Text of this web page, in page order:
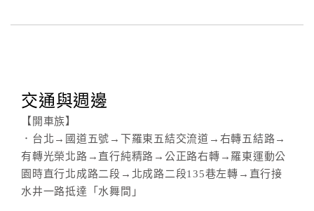
交通與週邊
【開車族】
．台北→國道五號→下羅東五結交流道→右轉五結路→
有轉光榮北路→直行純精路→公正路右轉→羅東運動公
園時直行北成路二段→北成路二段135巷左轉→直行接
水井一路抵達「水舞間」